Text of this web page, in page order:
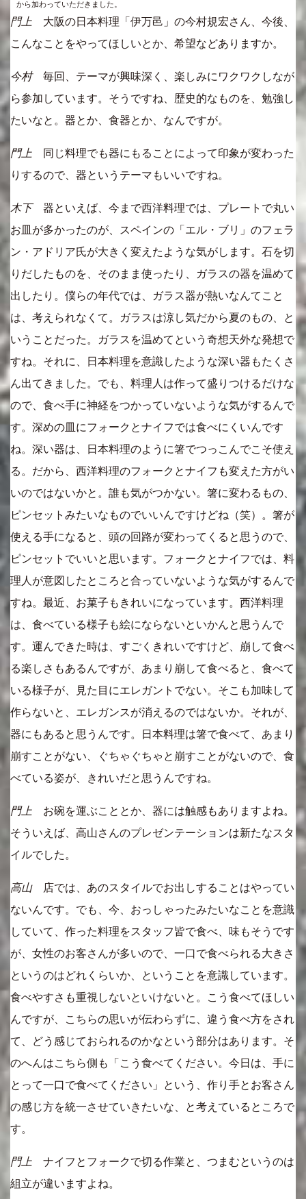
から加わっていただきました。
門上 大阪の日本料理「伊万邑」の今村規宏さん、今後、
こんなことをやってほしいとか、希望などありますか。
今村毎回、テーマが興味深く、楽しみにワクワクしなが
ら参加しています。そうですね、歴史的なものを、勉強し
たいなと。器とか、食器とか、なんですが。
門上 同じ料理でも器にもることによって印象が変わった
りするので、器というテーマもいいですね。
木下器といえば、今まで西洋料理では、プレートで丸い
お皿が多かったのが、スペインの「エル・ブリ」のフェラ
ン・アドリア氏が大きく変えたような気がします。石を切
りだしたものを、そのまま使ったり、ガラスの器を温めて
出したり。僕らの年代では、ガラス器が熱いなんてこと
は、考えられなくて。ガラスは涼し気だから夏のもの、と
いうことだった。ガラスを温めてという奇想天外な発想で
すね。それに、日本料理を意識したような深い器もたくさ
ん出てきました。でも、料理人は作って盛りつけるだけな
ので、食べ手に神経をつかっていないような気がするんで
す。深めの皿にフォークとナイフでは食べにくいんです
ね。深い器は、日本料理のように箸でつっこんでこそ使え
る。だから、西洋料理のフォークとナイフも変えた方がい
いのではないかと。誰も気がつかない。箸に変わるもの、
ピンセットみたいなものでいいんですけどね（笑）。箸が
使える手になると、頭の回路が変わってくると思うので、
ピンセットでいいと思います。フォークとナイフでは、料
理人が意図したところと合っていないような気がするんで
すね。最近、お菓子もきれいになっています。西洋料理
は、食べている様子も絵にならないといかんと思うんで
す。運んできた時は、すごくきれいですけど、崩して食べ
る楽しさもあるんですが、あまり崩して食べると、食べて
いる様子が、見た目にエレガントでない。そこも加味して
作らないと、エレガンスが消えるのではないか。それが、
器にもあると思うんです。日本料理は箸で食べて、あまり
崩すことがない、ぐちゃぐちゃと崩すことがないので、食
べている姿が、きれいだと思うんですね。
門上 お碗を運ぶこととか、器には触感もありますよね。
そういえば、高山さんのプレゼンテーションは新たなスタ
イルでした。
高山店では、あのスタイルでお出しすることはやってい
ないんです。でも、今、おっしゃったみたいなことを意識
していて、作った料理をスタッフ皆で食べ、味もそうです
が、女性のお客さんが多いので、一口で食べられる大きさ
というのはどれくらいか、ということを意識しています。
食べやすさも重視しないといけないと。こう食べてほしい
んですが、こちらの思いが伝わらずに、違う食べ方をされ
て、どう感じておられるのかなという部分はあります。そ
のへんはこちら側も「こう食べてください。今日は、手に
とって一口で食べてください」という、作り手とお客さん
の感じ方を統一させていきたいな、と考えているところで
す。
門上 ナイフとフォークで切る作業と、つまむというのは
組立が違いますよね。